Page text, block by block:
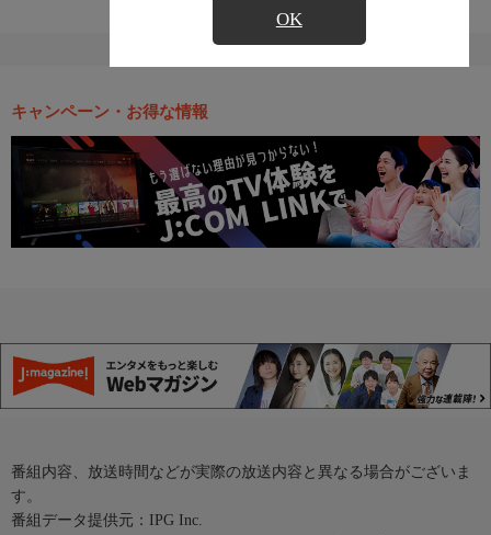
OK
キャンペーン・お得な情報
番組内容、放送時間などが実際の放送内容と異なる場合がございま
す。
番組データ提供元：IPG Inc.